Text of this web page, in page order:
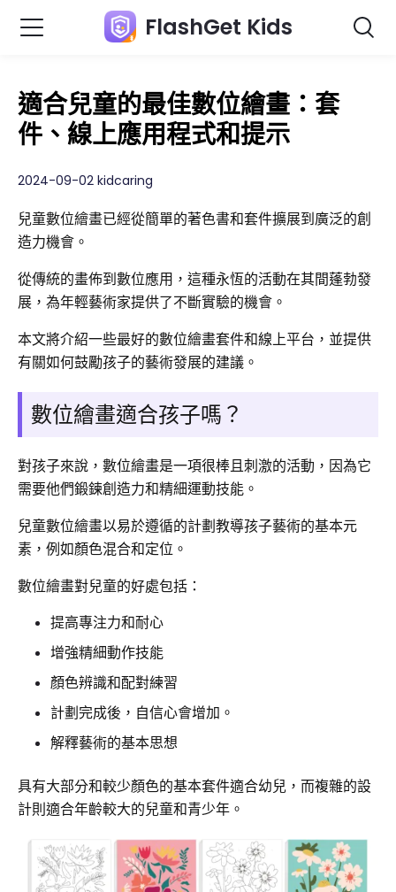
FlashGet Kids
適合兒童的最佳數位繪畫：套
件、線上應用程式和提示
2024-09-02 kidcaring
兒童數位繪畫已經從簡單的著色書和套件擴展到廣泛的創
造力機會。
從傳統的畫佈到數位應用，這種永恆的活動在其間蓬勃發
展，為年輕藝術家提供了不斷實驗的機會。
本文將介紹一些最好的數位繪畫套件和線上平台，並提供
有關如何鼓勵孩子的藝術發展的建議。
數位繪畫適合孩子嗎？
對孩子來說，數位繪畫是一項很棒且刺激的活動，因為它
需要他們鍛鍊創造力和精細運動技能。
兒童數位繪畫以易於遵循的計劃教導孩子藝術的基本元
素，例如顏色混合和定位。
數位繪畫對兒童的好處包括：
提高專注力和耐心
增強精細動作技能
顏色辨識和配對練習
計劃完成後，自信心會增加。
解釋藝術的基本思想
具有大部分和較少顏色的基本套件適合幼兒，而複雜的設
計則適合年齡較大的兒童和青少年。